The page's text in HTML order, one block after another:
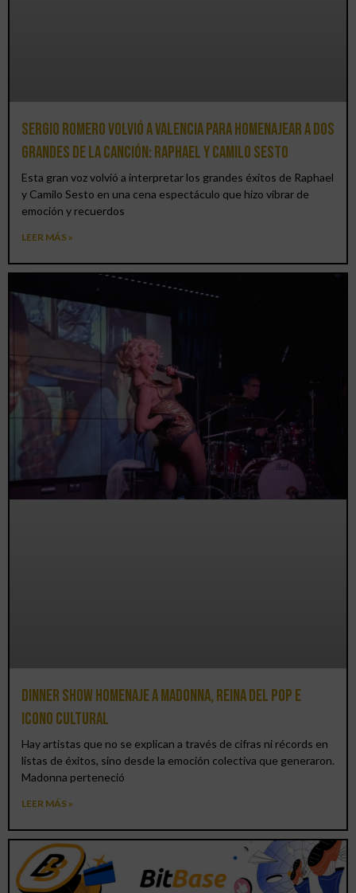
Sergio Romero volvió a Valencia para homenajear a dos
grandes de la canción: Raphael y Camilo Sesto
Esta gran voz volvió a interpretar los grandes éxitos de Raphael
y Camilo Sesto en una cena espectáculo que hizo vibrar de
emoción y recuerdos
LEER MÁS »
Dinner Show homenaje a Madonna, reina del pop e
icono cultural
Hay artistas que no se explican a través de cifras ni récords en
listas de éxitos, sino desde la emoción colectiva que generaron.
Madonna perteneció
LEER MÁS »